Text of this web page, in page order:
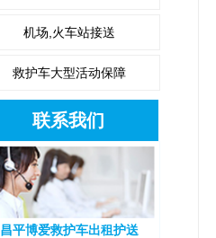
机场,火车站接送
救护车大型活动保障
联系我们
昌平博爱救护车出租护送